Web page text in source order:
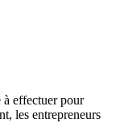
à effectuer pour
les entrepreneurs